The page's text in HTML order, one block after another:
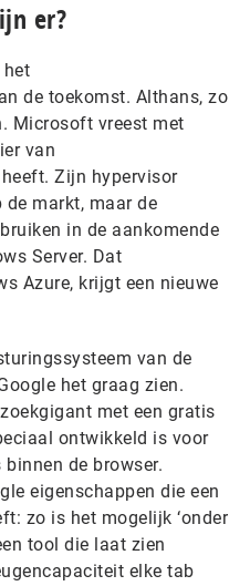
er?
de toekomst. Althans, zo
Microsoft vreest met
van
Zijn hypervisor
de markt, maar de
in de aankomende
Server. Dat
Azure, krijgt een nieuwe
van de
het graag zien.
met een gratis
ontwikkeld is voor
de browser.
eigenschappen die een
zo is het mogelijk ‘onder
tool die laat zien
elke tab